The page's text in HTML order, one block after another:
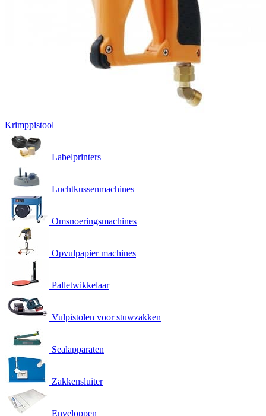
Krimppistool
Labelprinters
Luchtkussenmachines
Omsnoeringsmachines
Opvulpapier machines
Palletwikkelaar
Vulpistolen voor stuwzakken
Sealapparaten
Zakkensluiter
Enveloppen